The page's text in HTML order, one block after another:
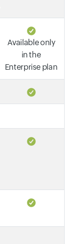
Available only
in the
Enterprise plan